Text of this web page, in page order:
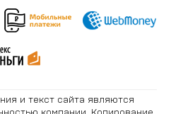
и текст сайта являются